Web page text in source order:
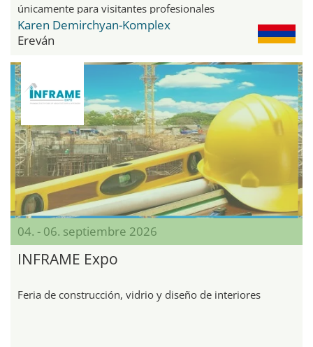
únicamente para visitantes profesionales
Karen Demirchyan-Komplex
Ereván
04. - 06. septiembre 2026
INFRAME Expo
Feria de construcción, vidrio y diseño de interiores